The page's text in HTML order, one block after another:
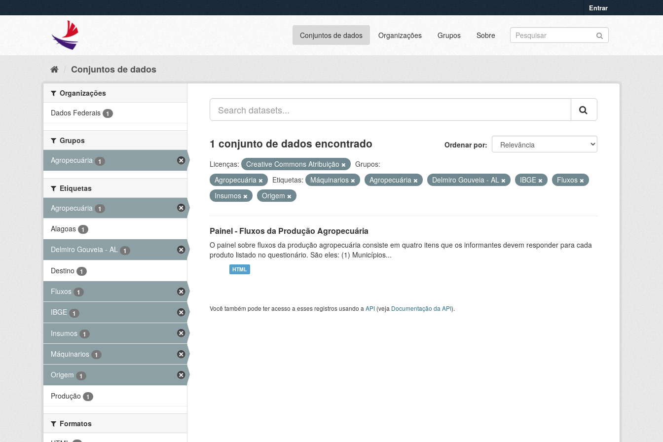
Entrar
Conjuntos de dados Organizações Grupos Sobre
Conjuntos de dados
Organizações
Dados Federais
1
Grupos
Agropecuária
1
Etiquetas
Agropecuária
1
Alagoas 1
Delmiro Gouveia - AL 1
Destino 1
Fluxos 1
IBGE 1
Insumos 1
Máquinarios 1
Origem 1
Produção 1
Formatos
Ordenar por
1 conjunto de dados encontrado
Licenças: Creative Commons Atribuição
Grupos:
Agropecuária
Etiquetas: Máquinarios Agropecuária Delmiro Gouveia - AL IBGE
Fluxos
Insumos
Origem
Painel - Fluxos da Produção Agropecuária
O painel sobre fluxos da produção agropecuária consiste em quatro itens que os informantes devem responder para cada
produto listado no questionário. São eles: (1) Municípios...
HTML
Você também pode ter acesso a esses registros usando a API (veja Documentação da API).